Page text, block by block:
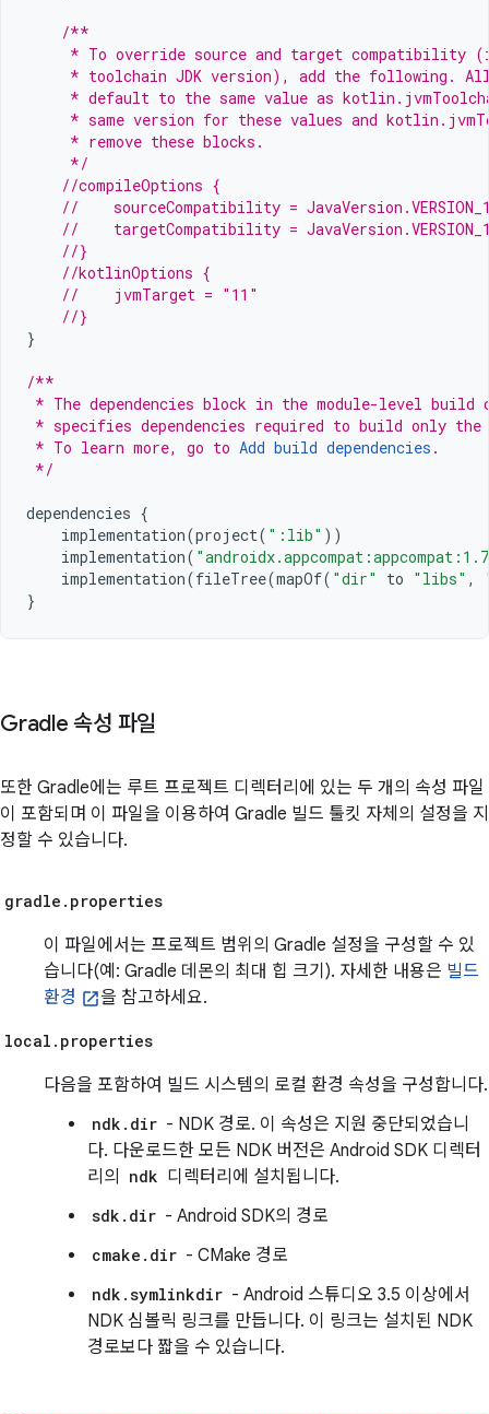
/**
* To override source and target compatibility
* toolchain JDK version), add the following.
* default to the same value as
* same version for these values and
     * remove these blocks.
     */
//compileOptions {
//    sourceCompatibility =
//    targetCompatibility =
//}
//kotlinOptions {
//    jvmTarget = "11"
//}
}
/**
* The dependencies block in the module-level
* specifies dependencies required to build only
* To learn more, go to Add build dependencies .
*/
dependencies {
implementation(project( ":lib" ))
implementation(
implementation(fileTree(mapOf( "dir" to "libs" ,
}
Gradle 속성 파일
또한 Gradle에는 루트 프로젝트 디렉터리에 있는 두 개의 속성 파일
이 포함되며 이 파일을 이용하여 Gradle 빌드 툴킷 자체의 설정을 지
정할 수 있습니다.
gradle.properties
이 파일에서는 프로젝트 범위의 Gradle 설정을 구성할 수 있
습니다(예: Gradle 데몬의 최대 힙 크기). 자세한 내용은 빌드
환경
을 참고하세요.
local.properties
다음을 포함하여 빌드 시스템의 로컬 환경 속성을 구성합니다.
ndk.dir - NDK 경로. 이 속성은 지원 중단되었습니
다. 다운로드한 모든 NDK 버전은 Android SDK 디렉터
리의
ndk 디렉터리에 설치됩니다.
sdk.dir - Android SDK의 경로
cmake.dir - CMake 경로
ndk.symlinkdir - Android 스튜디오 3.5 이상에서
NDK 심볼릭 링크를 만듭니다. 이 링크는 설치된 NDK
경로보다 짧을 수 있습니다.